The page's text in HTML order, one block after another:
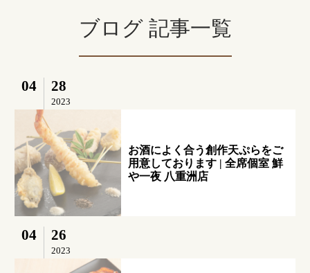
ブログ 記事一覧
04 28
2023
お酒によく合う創作天ぷらをご
用意しております | 全席個室 鮮
や一夜 八重洲店
04 26
2023